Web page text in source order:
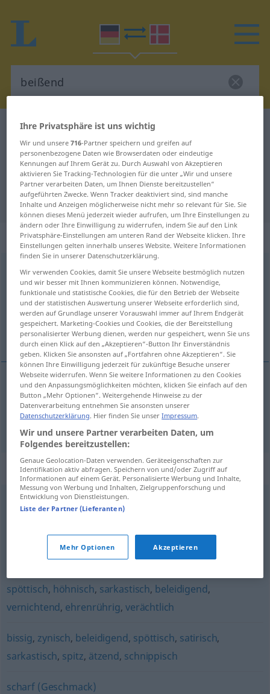
Deutsch-Dänisch Wörterbuch
Deutsch-Dänisch Übersetzung für
"beißend"
"beißend" Dänisch Übersetzung
„beißend“
beißend
Übersicht aller Übersetzungen
(Für mehr Details die Übersetzung anklicken/antippen)
bidende, svidende
bidendea. FIG beißend
beißend
Synonyme für "beißend"
reizend,scharf,ätzend
schmerzvoll brennend ,
schmerzlich,quälerisch
spöttisch, höhnisch, sarkastisch, beleidigend,
vernichtend, ehrenrührig,verächtlich
bissig, zynisch, beleidigend, spöttisch, satirisch,
sarkastisch, spitz, ätzend, schnippisch
scharf (Geschmack)
Ihre Privatsphäre ist uns wichtig
Wir und unsere716-Partner speichern und greifen auf
personenbezogene Daten wie Browserdaten oder eindeutige
Kennungen auf Ihrem Gerät zu. Durch Auswahl von Akzeptieren
aktivieren Sie Tracking-Technologien für die unter „Wir und unsere
Partner verarbeiten Daten, um Ihnen Dienste bereitzustellen“
aufgeführten Zwecke. Wenn Tracker deaktiviert sind, sind manche
Inhalte und Anzeigen möglicherweise nicht mehr so relevant für Sie. Sie
können dieses Menü jederzeit wieder aufrufen, um Ihre Einstellungen zu
ändern oder Ihre Einwilligung zu widerrufen, indem Sie auf den Link
Privatsphäre-Einstellungen am unteren Rand der Webseite klicken. Ihre
Einstellungen gelten innerhalb unseres Website. Weitere Informationen
finden Sie in unserer Datenschutzerklärung.
Wir verwenden Cookies, damit Sie unsere Webseite bestmöglich nutzen
und wir besser mit Ihnen kommunizieren können. Notwendige,
funktionale und statistische Cookies, die für den Betrieb der Webseite
und der statistischen Auswertung unserer Webseite erforderlich sind,
werden auf Grundlage unserer Vorauswahl immer auf Ihrem Endgerät
gespeichert. Marketing-Cookies und Cookies, die der Bereitstellung
personalisierter Werbung dienen, werden nur gespeichert, wenn Sie uns
durch einen Klick auf den „Akzeptieren“-Button Ihr Einverständnis
geben. Klicken Sie ansonsten auf „Fortfahren ohne Akzeptieren“. Sie
können Ihre Einwilligung jederzeit für zukünftige Besuche unserer
Webseite widerrufen. Wenn Sie weitere Informationen zu den Cookies
und den Anpassungsmöglichkeiten möchten, klicken Sie einfach auf den
Button „Mehr Optionen“. Weitergehende Hinweise zu der
Datenverarbeitung entnehmen Sie ansonsten unserer
Datenschutzerklärung. Hier finden Sie unserImpressum.
Wir und unsere Partner verarbeiten Daten, um
Folgendes bereitzustellen:
Genaue Geolocation-Daten verwenden. Geräteeigenschaften zur
Identifikation aktiv abfragen. Speichern von und/oder Zugriff auf
Informationen auf einem Gerät. Personalisierte Werbung und Inhalte,
Messung von Werbung und Inhalten, Zielgruppenforschung und
Entwicklung von Dienstleistungen.
Liste der Partner (Lieferanten)
Mehr Optionen Akzeptieren